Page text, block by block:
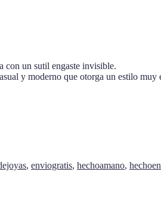
con un sutil engaste invisible.
y moderno que otorga un estilo muy
, enviogratis, hechoamano,